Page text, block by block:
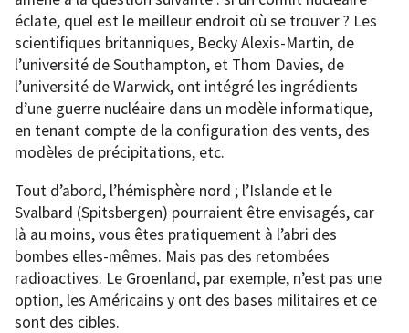
éclate, quel est le meilleur endroit où se trouver ? Les
scientifiques britanniques, Becky Alexis-Martin, de
l’université de Southampton, et Thom Davies, de
l’université de Warwick, ont intégré les ingrédients
d’une guerre nucléaire dans un modèle informatique,
en tenant compte de la configuration des vents, des
modèles de précipitations, etc.
Tout d’abord, l’hémisphère nord ; l’Islande et le
Svalbard (Spitsbergen) pourraient être envisagés, car
là au moins, vous êtes pratiquement à l’abri des
bombes elles-mêmes. Mais pas des retombées
radioactives. Le Groenland, par exemple, n’est pas une
option, les Américains y ont des bases militaires et ce
sont des cibles.